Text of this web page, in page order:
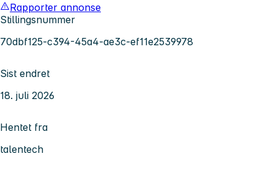
Rapporter annonse
Stillingsnummer
70dbf125-c394-45a4-ae3c-ef11e2539978
Sist endret
18. juli 2026
Hentet fra
talentech